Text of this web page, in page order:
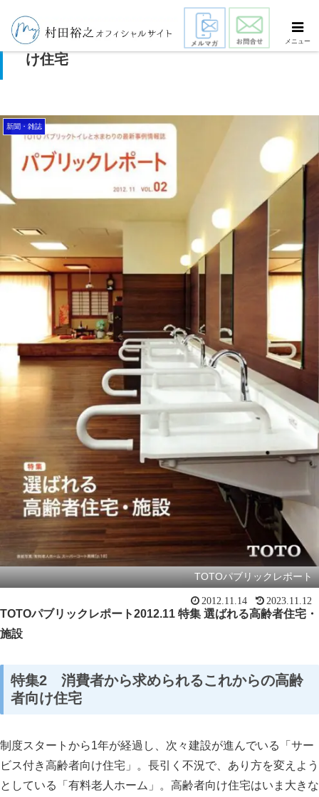
消費者から求められるこれからの高齢者向
け住宅
新聞・雑誌
TOTOパブリックレポート
2012.11.14 2023.11.12
TOTOパブリックレポート2012.11 特集 選ばれる高齢者住宅・
施設
特集2 消費者から求められるこれからの高齢
者向け住宅
制度スタートから1年が経過し、次々建設が進んでいる「サー
ビス付き高齢者向け住宅」。長引く不況で、あり方を変えよう
としている「有料老人ホーム」。高齢者向け住宅はいま大きな
メニュー